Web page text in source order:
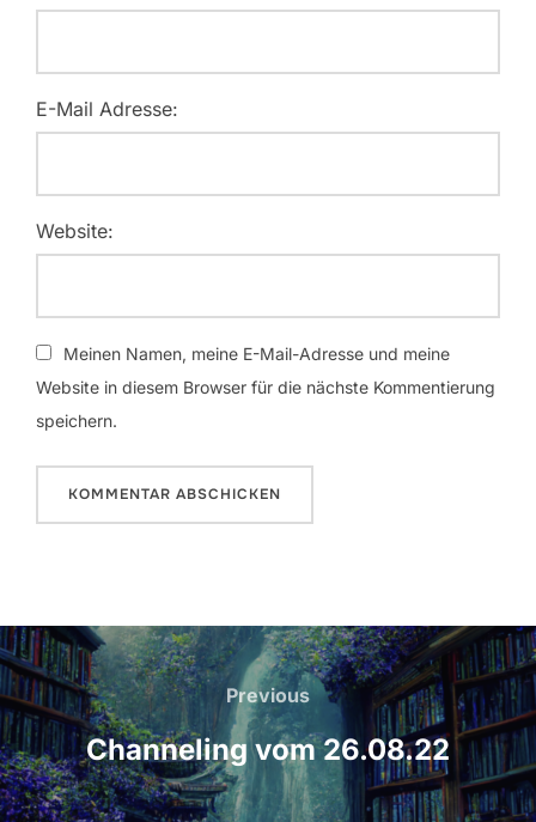
E-Mail Adresse:
Website:
Meinen Namen, meine E-Mail-Adresse und meine
Website in diesem Browser für die nächste Kommentierung
speichern.
Beitrags-
Navigation
Previous
Previous
Channeling vom 26.08.22